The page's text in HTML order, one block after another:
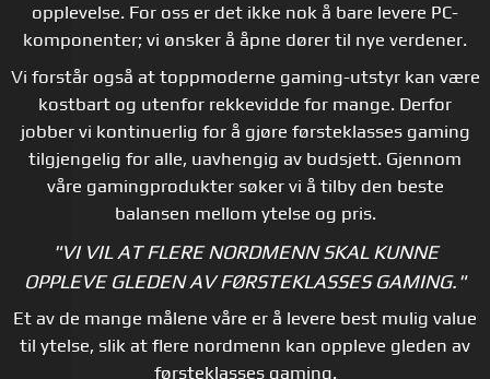
opplevelse. For oss er det ikke nok å bare levere PC-
komponenter; vi ønsker å åpne dører til nye verdener.
Vi forstår også at toppmoderne gaming-utstyr kan være
kostbart og utenfor rekkevidde for mange. Derfor
jobber vi kontinuerlig for å gjøre førsteklasses gaming
tilgjengelig for alle, uavhengig av budsjett. Gjennom
våre gamingprodukter søker vi å tilby den beste
balansen mellom ytelse og pris.
"VI VIL AT FLERE NORDMENN SKAL KUNNE
OPPLEVE GLEDEN AV FØRSTEKLASSES GAMING."
Et av de mange målene våre er å levere best mulig value
til ytelse, slik at flere nordmenn kan oppleve gleden av
førsteklasses gaming.